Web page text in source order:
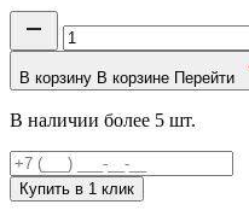
В корзину В корзине Перейти
В наличии более 5 шт.
Купить в 1 клик